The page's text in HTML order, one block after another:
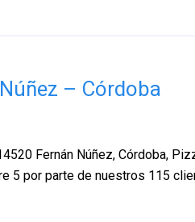
– Córdoba
Fernán Núñez, Córdoba,
5 por parte de nuestros 115